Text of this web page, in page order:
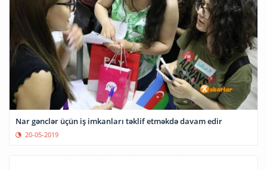
Nar gənclər üçün iş imkanları təklif etməkdə davam edir
20-05-2019